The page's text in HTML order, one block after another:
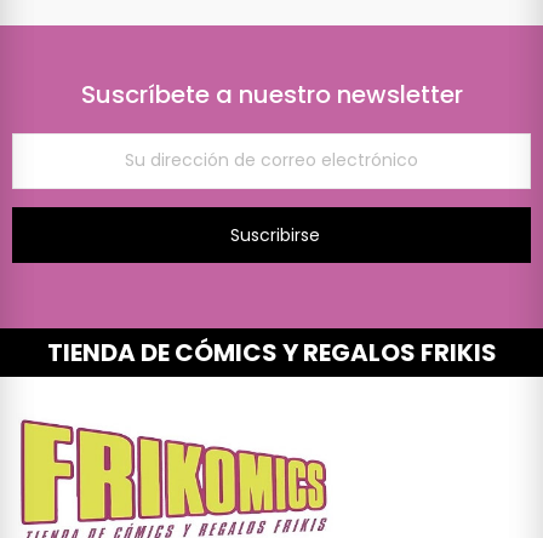
Suscríbete a nuestro newsletter
Suscribirse
TIENDA DE CÓMICS Y REGALOS FRIKIS